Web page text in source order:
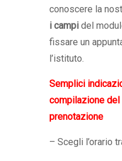
conoscere la
i campi del
fissare un
l’istituto.
Semplici
compilazione del
prenotazione
– Scegli l’orario